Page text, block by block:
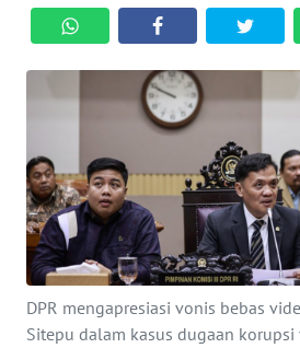
DPR mengapresiasi vonis bebas
Sitepu dalam kasus dugaan
KRIMINAL
EKUIN
KESEHATAN
INTERNASIONAL
SERBA-SERBI